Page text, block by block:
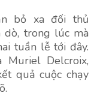
bỏ xa đối thủ
dò, trong lúc mà
tuần lễ tới đây.
Muriel Delcroix,
quả cuộc chạy